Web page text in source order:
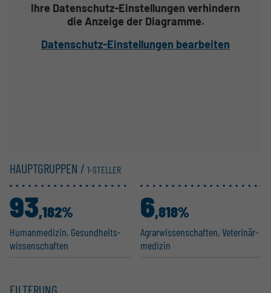
Ihre Datenschutz-Einstellungen verhindern
die Anzeige der Diagramme.
Datenschutz-Einstellungen bearbeiten
HAUPTGRUPPEN / 1-STELLER
Human­me­dizin, Gesund­heits­
wis­sen­schaften
93,182%
Agrar­wis­sen­schaften, Veteri­när­
m­e­dizin
6,818%
FILTERUNG